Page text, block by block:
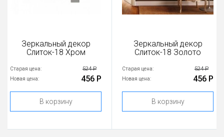
Зеркальный декор
Слиток-18 Хром
Старая цена: 524 Р
Новая цена: 456 Р
В корзину
Зеркальный декор
Слиток-18 Золото
Старая цена: 524 Р
Новая цена: 456 Р
В корзину